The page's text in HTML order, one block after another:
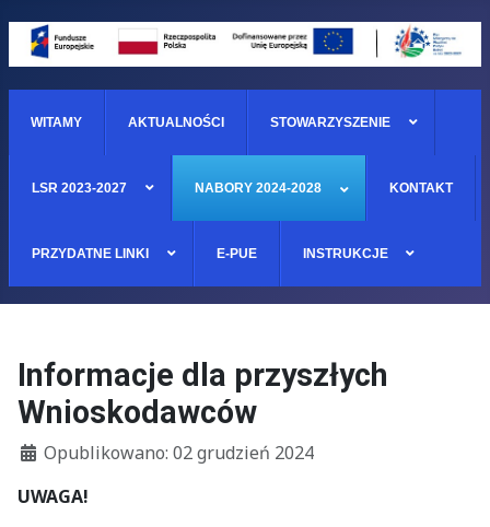
WITAMY AKTUALNOŚCI STOWARZYSZENIE
LSR 2023-2027 NABORY 2024-2028 KONTAKT
PRZYDATNE LINKI E-PUE INSTRUKCJE
Informacje dla przyszłych
Wnioskodawców
Szczegóły
Opublikowano: 02 grudzień 2024
UWAGA!